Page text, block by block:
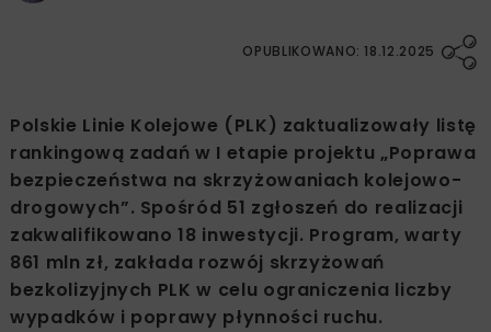
OPUBLIKOWANO: 18.12.2025
Polskie Linie Kolejowe (PLK) zaktualizowały listę
rankingową zadań w I etapie projektu „Poprawa
bezpieczeństwa na skrzyżowaniach kolejowo-
drogowych”. Spośród 51 zgłoszeń do realizacji
zakwalifikowano 18 inwestycji. Program, warty
861 mln zł, zakłada rozwój skrzyżowań
bezkolizyjnych PLK w celu ograniczenia liczby
wypadków i poprawy płynności ruchu.